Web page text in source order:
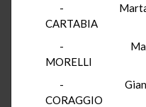
-
-
-